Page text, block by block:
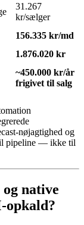
31.267
kr/sælger
156.335 kr/md
1.876.020 kr
~450.000 kr/år
frigivet til salg
nøjagtighed og
pipeline — ikke til
native
opkald?